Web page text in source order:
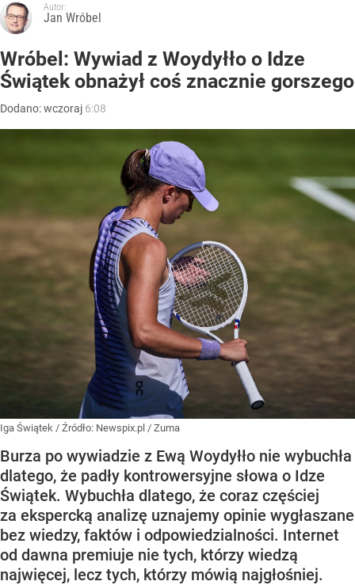
Autor:
Jan Wróbel
Wróbel: Wywiad z Woydyłło o Idze
Świątek obnażył coś znacznie gorszego
Dodano:wczoraj 6:08
Iga Świątek / Źródło: Newspix.pl / Zuma
Burza po wywiadzie z Ewą Woydyłło nie wybuchła
dlatego, że padły kontrowersyjne słowa o Idze
Świątek. Wybuchła dlatego, że coraz częściej
za ekspercką analizę uznajemy opinie wygłaszane
bez wiedzy, faktów i odpowiedzialności. Internet
od dawna premiuje nie tych, którzy wiedzą
najwięcej, lecz tych, którzy mówią najgłośniej.